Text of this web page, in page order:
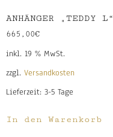
ANHÄNGER „TEDDY L“
665,00€
inkl. 19 % MwSt.
zzgl. Versandkosten
Lieferzeit: 3-5 Tage
In den Warenkorb